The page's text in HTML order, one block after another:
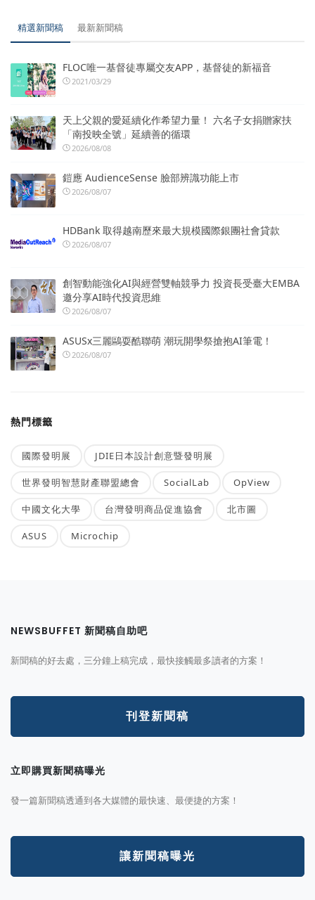
精選新聞稿 最新新聞稿
FLOC唯一基督徒專屬交友APP，基督徒的新福音
2021/03/29
天上父親的愛延續化作希望力量！ 六名子女捐贈家扶
「南投映全號」延續善的循環
2026/08/08
鎧應 AudienceSense 臉部辨識功能上市
2026/08/07
HDBank 取得越南歷來最大規模國際銀團社會貸款
2026/08/07
創智動能強化AI與經營雙軸競爭力 投資長受臺大EMBA
邀分享AI時代投資思維
2026/08/07
ASUSx三麗鷗耍酷聯萌 潮玩開學祭搶抱AI筆電！
2026/08/07
熱門標籤
國際發明展 JDIE日本設計創意暨發明展
世界發明智慧財產聯盟總會 SocialLab OpView
中國文化大學 台灣發明商品促進協會 北市圖
ASUS Microchip
NEWSBUFFET 新聞稿自助吧
新聞稿的好去處，三分鐘上稿完成，最快接觸最多讀者的方案！
刊登新聞稿
立即購買新聞稿曝光
發一篇新聞稿透通到各大媒體的最快速、最便捷的方案！
讓新聞稿曝光